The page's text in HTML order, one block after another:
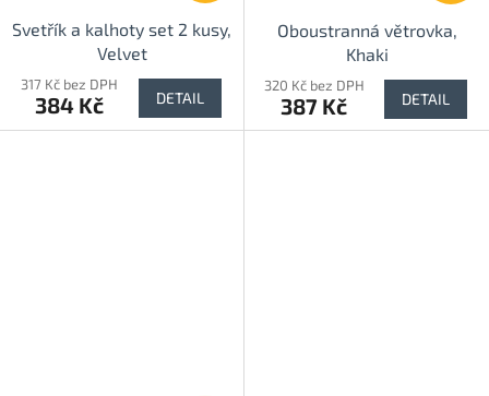
Svetřík a kalhoty set 2 kusy,
Velvet
317 Kč bez DPH
384 Kč DETAIL
Oboustranná větrovka,
Khaki
320 Kč bez DPH
387 Kč DETAIL